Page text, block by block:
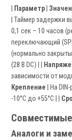
Параметр
| Таймер задержки
0,1 сек – 10 часов
переключающий
(нормально
(28 В DC) | |
зависимости от
Крепление | На
-10°C до +55°C | |
Аналоги и